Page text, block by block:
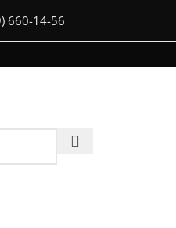
660-14-56